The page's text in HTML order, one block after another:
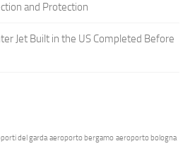
and Protection
Jet Built in the US Completed Before
del garda aeroporto bergamo aeroporto bologna